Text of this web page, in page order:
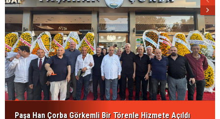
Paşa Han Çorba Görkemli Bir Törenle Hizmete Açıldı